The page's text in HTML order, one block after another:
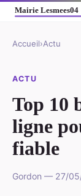
Accueil›Actu
ACTU
Top 10
ligne
fiable
Gordon — 27/